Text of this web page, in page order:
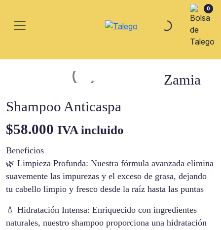
0
Zamia
Shampoo Anticaspa
$58.000 IVA incluido
Beneficios
🌿 Limpieza Profunda: Nuestra fórmula avanzada elimina
suavemente las impurezas y el exceso de grasa, dejando
tu cabello limpio y fresco desde la raíz hasta las puntas
💧 Hidratación Intensa: Enriquecido con ingredientes
naturales, nuestro shampoo proporciona una hidratación